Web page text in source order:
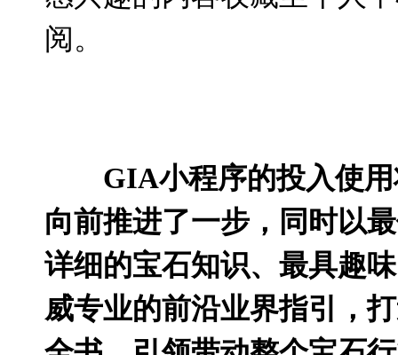
阅。
GIA小程序的投入使
向前推进了一步，同时以
详细的宝石知识、最具趣
威专业的前沿业界指引，